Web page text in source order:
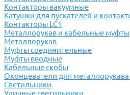
Контакторы вакуумные
Катушки для пускателей и
Контакторы LC1
Металлорукав и кабельные муфты
Металлорукав
Муфты соединительные
Муфты вводные
Кабельные скобы
Оконцеватели для
Светильники
Уличные светильники